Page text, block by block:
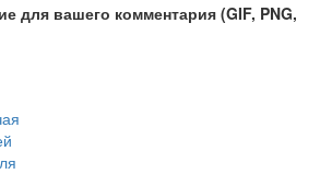
для вашего комментария (GIF, PNG,